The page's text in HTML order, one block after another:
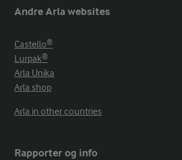
Andre Arla websites
Castello®
Lurpak®
Arla Unika
Arla shop
Arla in other countries
Rapporter og info